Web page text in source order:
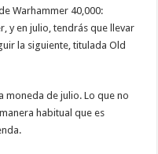
Warhammer 40,000:
y en julio, tendrás que llevar
la siguiente, titulada Old
moneda de julio. Lo que no
habitual que es